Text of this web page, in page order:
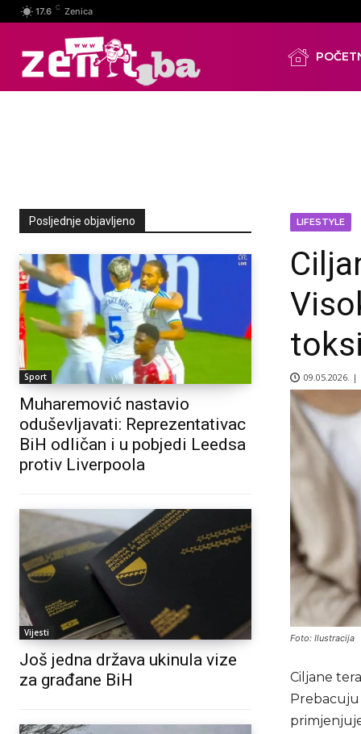
17.6 C Zenica
Posljednje objavljeno
Sport
Muharemović nastavio
oduševljavati: Reprezentativac
BiH odličan i u pobjedi Leedsa
protiv Liverpoola
Vijesti
Još jedna država ukinula vize
za građane BiH
LIFESTYLE
09.05.2026. |
Foto: Ilustracija
Ciljane
Prebacuju